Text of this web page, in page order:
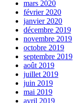
mars 2020
février 2020
janvier 2020
décembre 2019
novembre 2019
octobre 2019
septembre 2019
août 2019
juillet 2019
juin 2019
mai 2019
avril 2019